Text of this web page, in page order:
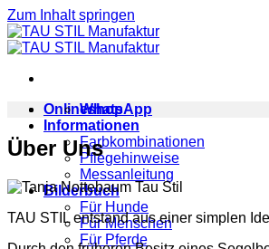
Zum Inhalt springen
Onlineshop
Informationen
Farbkombinationen
Pflegehinweise
Messanleitung
Bilderbuch
Für Hunde
Für Menschen
Für Pferde
WhatsApp
Über Uns
TAU STIL entstand aus einer simplen